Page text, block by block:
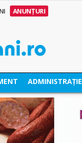
ANUNȚURI
ADMINISTRAȚIE